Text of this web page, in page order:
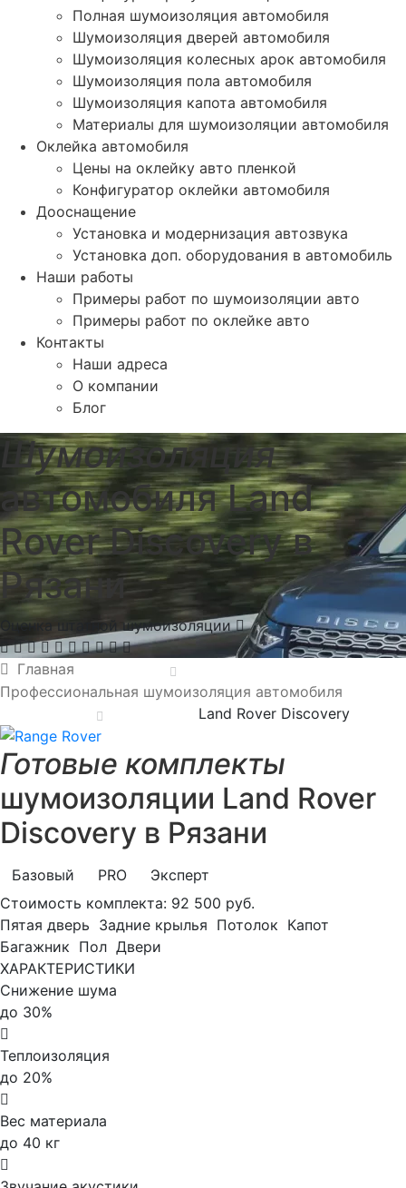
Полная шумоизоляция автомобиля
Шумоизоляция дверей автомобиля
Шумоизоляция колесных арок автомобиля
Шумоизоляция пола автомобиля
Шумоизоляция капота автомобиля
Материалы для шумоизоляции автомобиля
Оклейка автомобиля
Цены на оклейку авто пленкой
Конфигуратор оклейки автомобиля
Дооснащение
Установка и модернизация автозвука
Установка доп. оборудования в автомобиль
Наши работы
Примеры работ по шумоизоляции авто
Примеры работ по оклейке авто
Контакты
Наши адреса
О компании
Блог
Шумоизоляция
автомобиля Land
Rover Discovery в
Рязани
Оценка штатной шумоизоляции
Главная
Профессиональная шумоизоляция автомобиля
Land Rover Discovery
Готовые комплекты
шумоизоляции Land Rover
Discovery в Рязани
Базовый PRO
Эксперт
Стоимость комплекта: 92 500 руб.
Пятая дверь Задние крылья Потолок Капот
Багажник Пол Двери
ХАРАКТЕРИСТИКИ
Снижение шума
до 30%
Теплоизоляция
до 20%
Вес материала
до 40 кг